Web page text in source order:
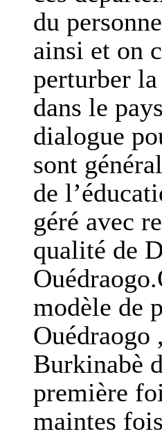
du
ainsi et on
perturber
dans le
dialogue
sont
de
géré avec
qualité de
modèle de
Ouédraogo
Burkinabè
première
maintes